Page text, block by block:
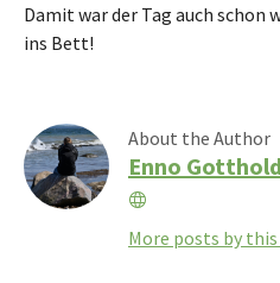
Damit war der Tag auch schon
ins Bett!
About the Author
Enno Gotthold
Website
More posts by